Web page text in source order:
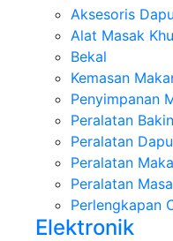
Aksesoris
Alat Masak
Bekal
Kemasan
Penyimpanan
Peralatan
Peralatan
Peralatan
Peralatan
Perlengkapan
Elektronik